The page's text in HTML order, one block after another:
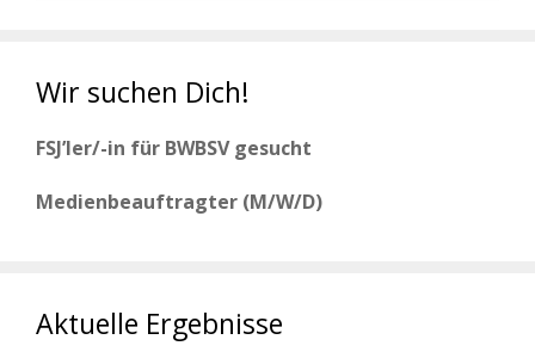
Wir suchen Dich!
FSJ’ler/-in für BWBSV gesucht
Medienbeauftragter (M/W/D)
Aktuelle Ergebnisse